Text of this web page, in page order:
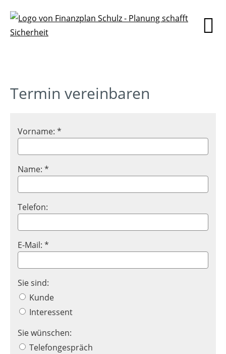
Termin vereinbaren
Vorname: *
Name: *
Telefon:
E-Mail: *
Sie sind:
Kunde
Interessent
Sie wünschen:
Telefongespräch